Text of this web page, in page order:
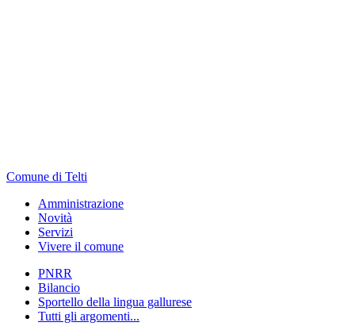
Comune di Telti
Amministrazione
Novità
Servizi
Vivere il comune
PNRR
Bilancio
Sportello della lingua gallurese
Tutti gli argomenti...